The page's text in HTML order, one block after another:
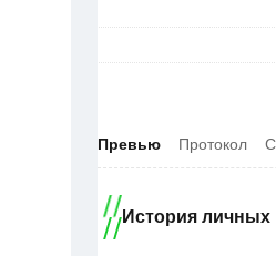
Превью Протокол
История личных